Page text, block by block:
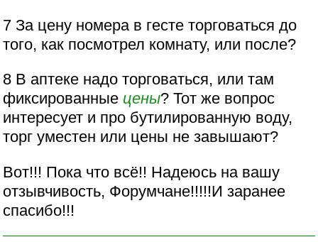
7 За цену номера в гесте торговаться до
того, как посмотрел комнату, или после?
8 В аптеке надо торговаться, или там
фиксированные цены? Тот же вопрос
интересует и про бутилированную воду,
торг уместен или цены не завышают?
Вот!!! Пока что всё!! Надеюсь на вашу
отзывчивость, Форумчане!!!!!И заранее
спасибо!!!